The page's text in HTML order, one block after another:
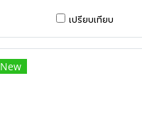
เปรียบเทียบ
New